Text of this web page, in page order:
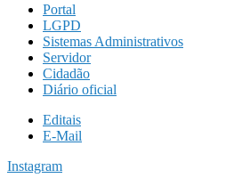
Portal
LGPD
Sistemas Administrativos
Servidor
Cidadão
Diário oficial
Editais
E-Mail
Instagram